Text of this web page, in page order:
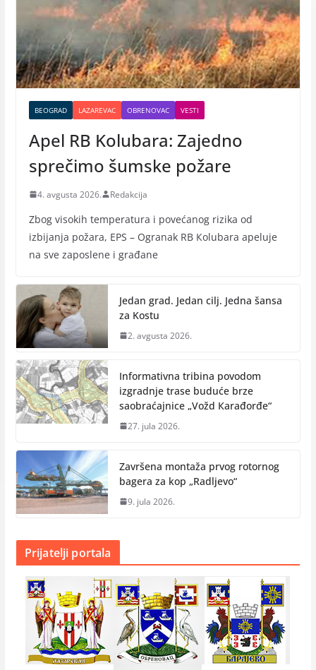
BEOGRAD LAZAREVAC OBRENOVAC VESTI
Apel RB Kolubara: Zajedno
sprečimo šumske požare
4. avgusta 2026. Redakcija
Zbog visokih temperatura i povećanog rizika od
izbijanja požara, EPS – Ogranak RB Кolubara apeluje
na sve zaposlene i građane
Jedan grad. Jedan cilj. Jedna šansa
za Kostu
2. avgusta 2026.
Informativna tribina povodom
izgradnje trase buduće brze
saobraćajnice „Vožd Кarađorđe“
27. jula 2026.
Završena montaža prvog rotornog
bagera za kop „Radlјevo“
9. jula 2026.
Prijatelji portala